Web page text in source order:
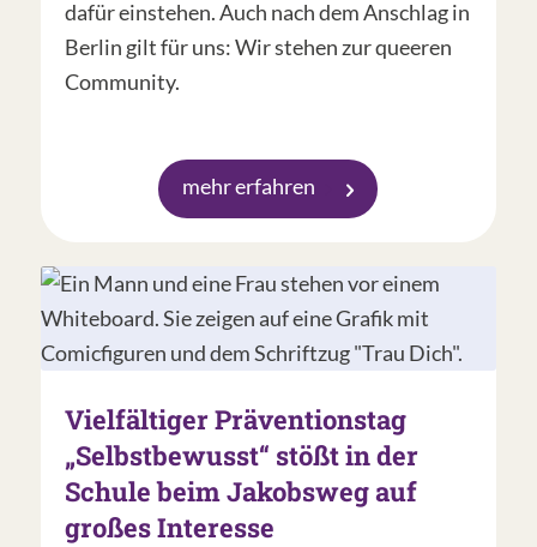
dafür einstehen. Auch nach dem Anschlag in
Berlin gilt für uns: Wir stehen zur queeren
Community.
mehr erfahren
Vielfältiger Präventionstag
„Selbstbewusst“ stößt in der
Schule beim Jakobsweg auf
großes Interesse